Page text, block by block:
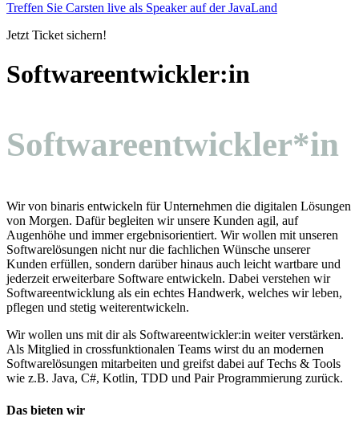
Treffen Sie Carsten live als Speaker auf der JavaLand
Jetzt Ticket sichern!
Softwareentwickler:in
Softwareentwickler*in
Wir von binaris entwickeln für Unternehmen die digitalen Lösungen
von Morgen. Dafür begleiten wir unsere Kunden agil, auf
Augenhöhe und immer ergebnisorientiert. Wir wollen mit unseren
Softwarelösungen nicht nur die fachlichen Wünsche unserer
Kunden erfüllen, sondern darüber hinaus auch leicht wartbare und
jederzeit erweiterbare Software entwickeln. Dabei verstehen wir
Softwareentwicklung als ein echtes Handwerk, welches wir leben,
pflegen und stetig weiterentwickeln.
Wir wollen uns mit dir als Softwareentwickler:in weiter verstärken.
Als Mitglied in crossfunktionalen Teams wirst du an modernen
Softwarelösungen mitarbeiten und greifst dabei auf Techs & Tools
wie z.B. Java, C#, Kotlin, TDD und Pair Programmierung zurück.
Das bieten wir